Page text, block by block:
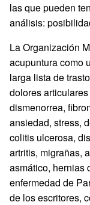
las que pueden
análisis:
La Organización
acupuntura como
larga lista de
dolores
dismenorrea,
ansiedad, stress,
colitis ulcerosa,
artritis, migrañas,
asmático, hernias
enfermedad de
de los escritores,